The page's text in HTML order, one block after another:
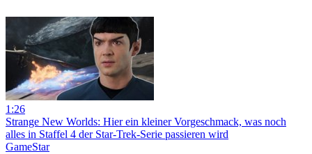
1:26
Strange New Worlds: Hier ein kleiner Vorgeschmack, was noch
alles in Staffel 4 der Star-Trek-Serie passieren wird
GameStar